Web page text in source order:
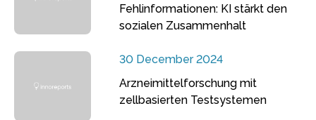
Fehlinformationen: KI stärkt den
sozialen Zusammenhalt
30 December 2024
Arzneimittelforschung mit
zellbasierten Testsystemen